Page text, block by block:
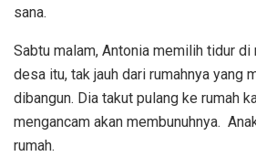
sana.
Sabtu malam, Antonia memilih tidur di
desa itu, tak jauh dari rumahnya yang
dibangun. Dia takut pulang ke rumah
mengancam akan membunuhnya.
rumah.